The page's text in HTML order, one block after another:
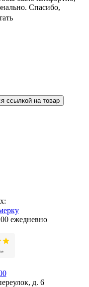
Спасибо,
ссылкой на товар
ежедневно
д. 6